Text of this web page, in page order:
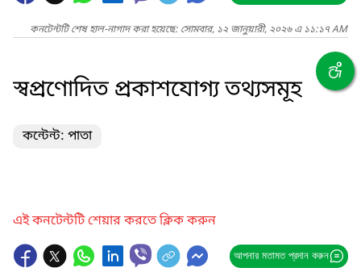
কনটেন্টটি শেষ হাল-নাগাদ করা হয়েছে: সোমবার, ১২ জানুয়ারী, ২০২৬ এ ১১:১৭ AM
স্বপ্রণোদিত প্রকাশযোগ্য তথ্যসমূহ
কন্টেন্ট: পাতা
এই কনটেন্টটি শেয়ার করতে ক্লিক করুন
আপনার মতামত প্রদান করুন